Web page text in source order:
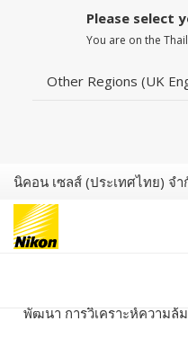
Please select
You are on the
นิคอน เซลส์ (ประเทศไทย) จำ
XT
ระบบซีทีไมโครโฟกัสแบบป
พัฒนา การวิเคราะห์ความล้